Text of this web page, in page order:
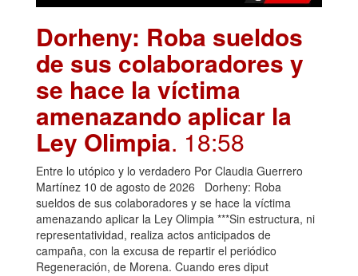
Dorheny: Roba sueldos
de sus colaboradores y
se hace la víctima
amenazando aplicar la
Ley Olimpia. 18:58
Entre lo utópico y lo verdadero Por Claudia Guerrero
Martínez 10 de agosto de 2026 Dorheny: Roba
sueldos de sus colaboradores y se hace la víctima
amenazando aplicar la Ley Olimpia ***Sin estructura, ni
representatividad, realiza actos anticipados de
campaña, con la excusa de repartir el periódico
Regeneración, de Morena. Cuando eres diput